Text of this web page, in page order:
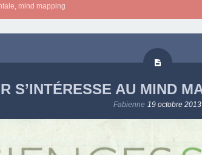
, mind mapping
S’INTÉRESSE AU MIND
Fabienne 19 octobre 2013